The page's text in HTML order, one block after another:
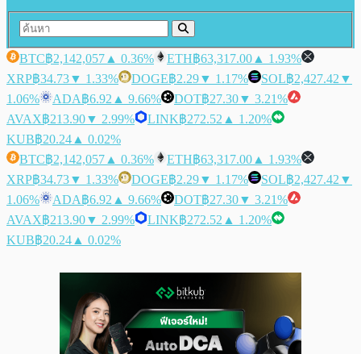
BTC฿2,142,057 ▲ 0.36% ETH฿63,317.00 ▲ 1.93%
XRP฿34.73▼ 1.33% DOGE฿2.29▼ 1.17% SOL฿2,427.42 ▼
1.06%
ADA฿6.92 ▲ 9.66% DOT฿27.30▼ 3.21%
AVAX฿213.90▼ 2.99% LINK฿272.52 ▲ 1.20%
KUB฿20.24 ▲ 0.02%
BTC฿2,142,057 ▲ 0.36% ETH฿63,317.00 ▲ 1.93%
XRP฿34.73▼ 1.33% DOGE฿2.29▼ 1.17% SOL฿2,427.42 ▼
1.06%
ADA฿6.92 ▲ 9.66% DOT฿27.30▼ 3.21%
AVAX฿213.90▼ 2.99% LINK฿272.52 ▲ 1.20%
KUB฿20.24 ▲ 0.02%